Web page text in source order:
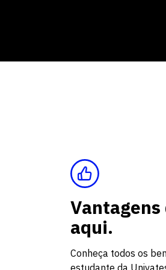
aqui.
Conheça todos os
estudante da